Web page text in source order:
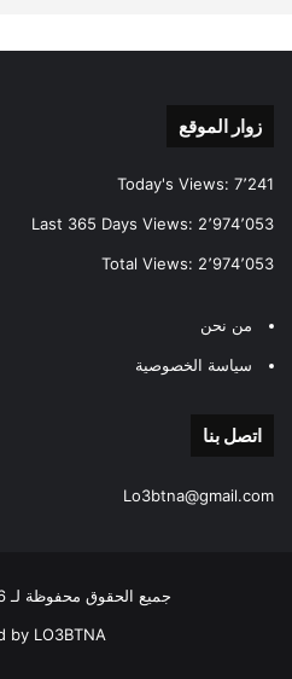
زوار الموقع
Today's Views: 7٬241
Last 365 Days Views: 2٬974٬053
Total Views: 2٬974٬053
من نحن
سياسة الخصوصية
اتصل بنا
Lo3btna@gmail.com
جميع الحقوق محفوظة لـ Lo3BTNA 2026 ©
by LO3BTNA